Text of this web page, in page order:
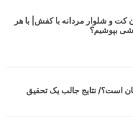
و شلوار مردانه با کفش| با هر
بپوشیم؟
است؟/ نتایج جالب یک تحقیق